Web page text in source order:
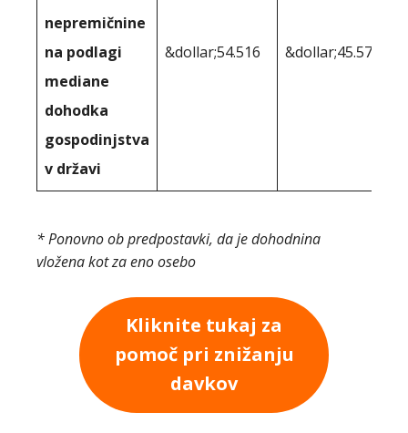
nepremičnine
na podlagi
mediane
dohodka
gospodinjstva
v državi
&dollar;54.516 &dollar;45.572
* Ponovno ob predpostavki, da je dohodnina
vložena kot za eno osebo
Kliknite tukaj za
pomoč pri znižanju
davkov